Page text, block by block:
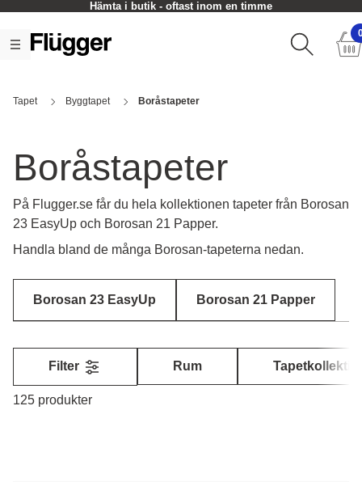
Hämta i butik - oftast inom en timme
Tapet Byggtapet Boråstapeter
Boråstapeter
På Flugger.se får du hela kollektionen tapeter från Borosan
23 EasyUp och Borosan 21 Papper.
Handla bland de många Borosan-tapeterna nedan.
Borosan 23 EasyUp Borosan 21 Papper
125 produkter
Filter Rum